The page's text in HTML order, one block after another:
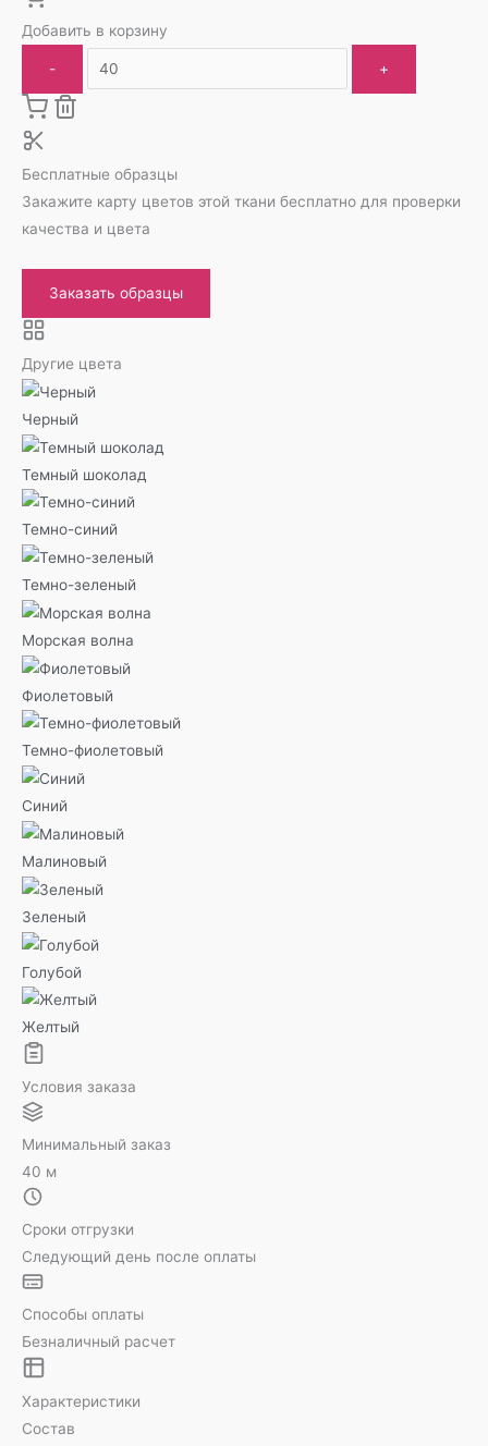
Добавить в корзину
- +
Бесплатные образцы
Закажите карту цветов этой ткани бесплатно для проверки
качества и цвета
Заказать образцы
Другие цвета
Черный
Темный шоколад
Темно-синий
Темно-зеленый
Морская волна
Фиолетовый
Темно-фиолетовый
Синий
Малиновый
Зеленый
Голубой
Желтый
Условия заказа
Минимальный заказ
40 м
Сроки отгрузки
Следующий день после оплаты
Способы оплаты
Безналичный расчет
Характеристики
Состав